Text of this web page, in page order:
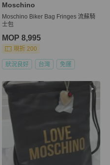
Moschino
Moschino Biker Bag Fringes 流蘇騎
士包
MOP 8,995
現折 200
狀況良好 台灣 免運